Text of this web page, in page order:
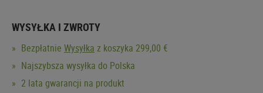
WYSYŁKA I ZWROTY
Bezpłatnie Wysyłka z koszyka 299,00 €
Najszybsza wysyłka do Polska
2 lata gwarancji na produkt